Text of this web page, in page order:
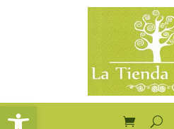
Abrir barra de herramientas